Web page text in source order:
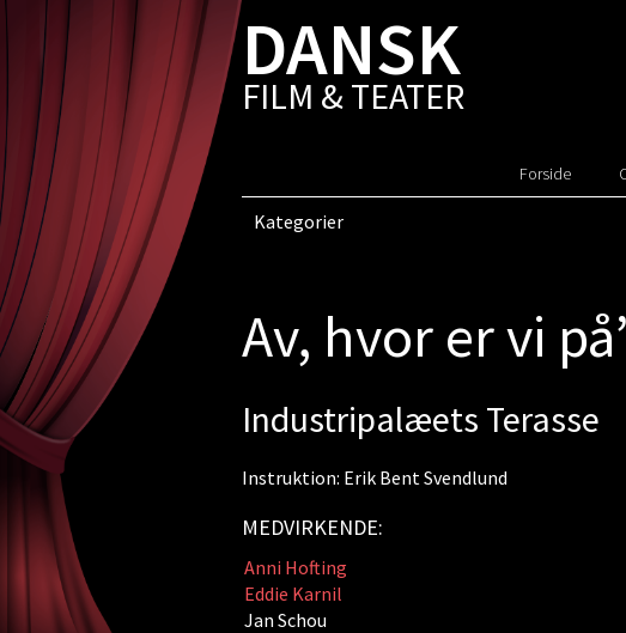
DANSK
FILM & TEATER
Forside
Kategorier
Av, hvor er vi
Industripalæets Terasse
Instruktion: Erik Bent Svendlund
MEDVIRKENDE:
Anni Hofting
Eddie Karnil
Jan Schou